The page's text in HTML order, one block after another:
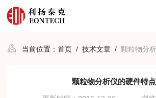
当前位置：首页 /技术文章 / 颗粒物分
颗粒物分析仪的硬件特点